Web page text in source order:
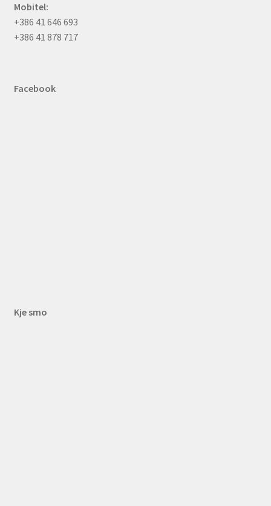
Mobitel:
+386 41 646 693
+386 41 878 717
Facebook
Kje smo